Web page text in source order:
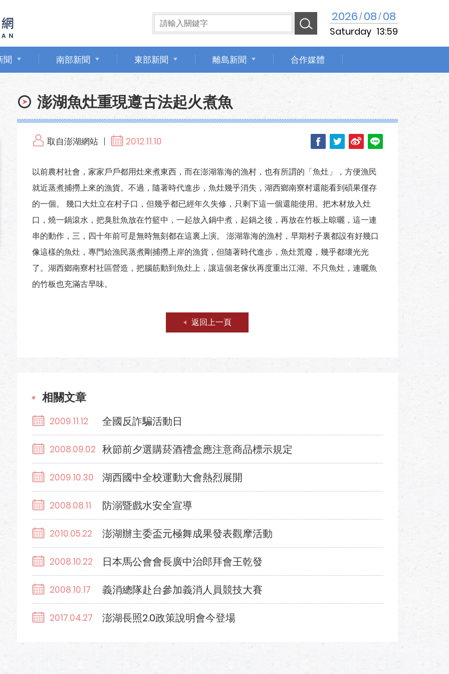
2026/08/08
Saturday 13:59
聞 南部新聞 東部新聞 離島新聞 合作媒體
澎湖魚灶重現遵古法起火煮魚
取自澎湖網站 2012.11.10
以前農村社會，家家戶戶都用灶來煮東西，而在澎湖靠海的漁村，也有所謂的「魚灶」，方便漁民
就近蒸煮捕撈上來的漁貨。不過，隨著時代進步，魚灶幾乎消失，湖西鄉南寮村還能看到碩果僅存
的一個。 幾口大灶立在村子口，但幾乎都已經年久失修，只剩下這一個還能使用。把木材放入灶
口，燒一鍋滾水，把臭肚魚放在竹籃中，一起放入鍋中煮，起鍋之後，再放在竹板上晾曬，這一連
串的動作，三，四十年前可是無時無刻都在這裏上演。 澎湖靠海的漁村，早期村子裏都設有好幾口
像這樣的魚灶，專門給漁民蒸煮剛捕撈上岸的漁貨，但隨著時代進步，魚灶荒廢，幾乎都壞光光
了。湖西鄉南寮村社區營造，把腦筋動到魚灶上，讓這個老傢伙再度重出江湖。不只魚灶，連曬魚
的竹板也充滿古早味。
返回上一頁
相關文章
2009.11.12 全國反詐騙活動日
2008.09.02 秋節前夕選購菸酒禮盒應注意商品標示規定
2009.10.30 湖西國中全校運動大會熱烈展開
2008.08.11 防溺暨戲水安全宣導
2010.05.22 澎湖辦主委盃元極舞成果發表觀摩活動
2008.10.22 日本馬公會會長廣中治郎拜會王乾發
2008.10.17 義消總隊赴台參加義消人員競技大賽
2017.04.27 澎湖長照2.0政策說明會今登場